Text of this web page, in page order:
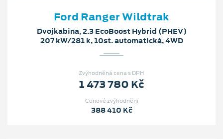
Ford Ranger Wildtrak
Dvojkabina, 2.3 EcoBoost Hybrid (PHEV)
207 kW/281 k, 10st. automatická, 4WD
Zvýhodněná cena s DPH
1 473 780 Kč
Cenové zvýhodnění
388 410 Kč